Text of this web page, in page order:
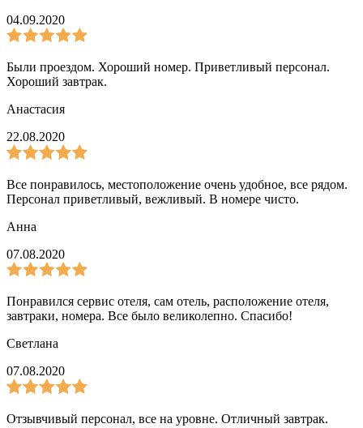
04.09.2020
Были проездом. Хороший номер. Приветливый персонал.
Хороший завтрак.
Анастасия
22.08.2020
Все понравилось, местоположение очень удобное, все рядом.
Персонал приветливый, вежливый. В номере чисто.
Анна
07.08.2020
Понравился сервис отеля, сам отель, расположение отеля,
завтраки, номера. Все было великолепно. Спасибо!
Светлана
07.08.2020
Отзывчивый персонал, все на уровне. Отличный завтрак.